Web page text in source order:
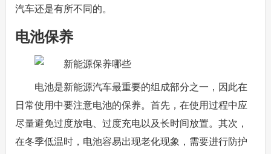
汽车还是有所不同的。
电池保养
电池是新能源汽车最重要的组成部分之一，因此在
日常使用中要注意电池的保养。首先，在使用过程中应
尽量避免过度放电、过度充电以及长时间放置。其次，
在冬季低温时，电池容易出现老化现象，需要进行防护